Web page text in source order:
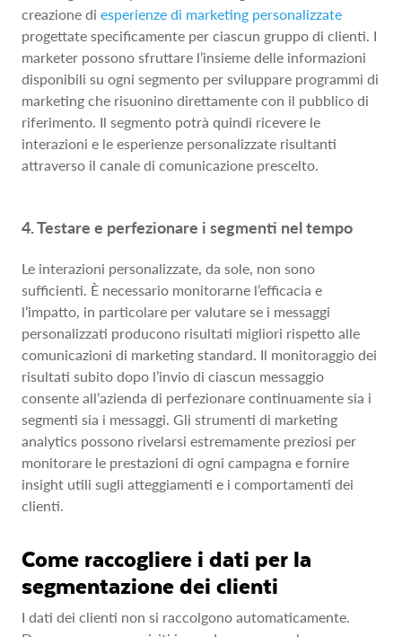
creazione di esperienze di marketing personalizzate
progettate specificamente per ciascun gruppo di clienti. I
marketer possono sfruttare l’insieme delle informazioni
disponibili su ogni segmento per sviluppare programmi di
marketing che risuonino direttamente con il pubblico di
riferimento. Il segmento potrà quindi ricevere le
interazioni e le esperienze personalizzate risultanti
attraverso il canale di comunicazione prescelto.
4. Testare e perfezionare i segmenti nel tempo
Le interazioni personalizzate, da sole, non sono
sufficienti. È necessario monitorarne l’efficacia e
l’impatto, in particolare per valutare se i messaggi
personalizzati producono risultati migliori rispetto alle
comunicazioni di marketing standard. Il monitoraggio dei
risultati subito dopo l’invio di ciascun messaggio
consente all’azienda di perfezionare continuamente sia i
segmenti sia i messaggi. Gli strumenti di marketing
analytics possono rivelarsi estremamente preziosi per
monitorare le prestazioni di ogni campagna e fornire
insight utili sugli atteggiamenti e i comportamenti dei
clienti.
Come raccogliere i dati per la
segmentazione dei clienti
I dati dei clienti non si raccolgono automaticamente.